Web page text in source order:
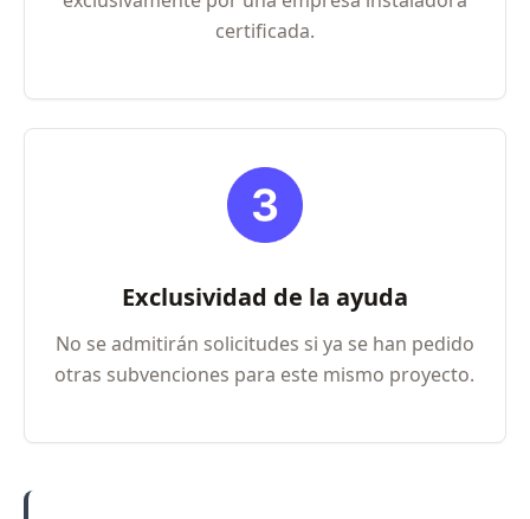
certificada.
Exclusividad de la ayuda
No se admitirán solicitudes si ya se han pedido
otras subvenciones para este mismo proyecto.